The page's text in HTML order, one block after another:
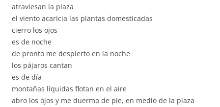
atraviesan la plaza
el viento acaricia las plantas domesticadas
cierro los ojos
es de noche
de pronto me despierto en la noche
los pájaros cantan
es de día
montañas líquidas flotan en el aire
abro los ojos y me duermo de pie, en medio de la plaza